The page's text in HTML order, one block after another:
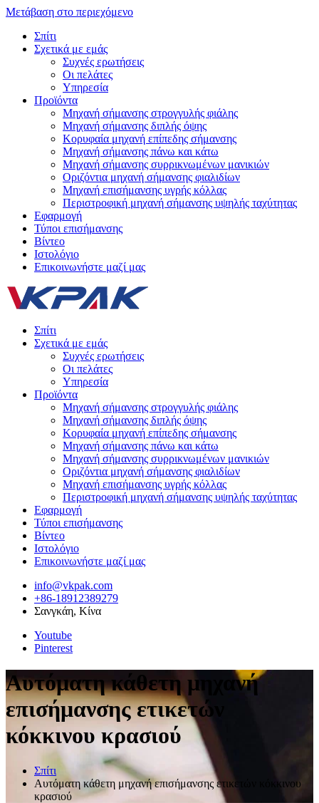
Μετάβαση στο περιεχόμενο
Σπίτι
Σχετικά με εμάς
Συχνές ερωτήσεις
Οι πελάτες
Υπηρεσία
Προϊόντα
Μηχανή σήμανσης στρογγυλής φιάλης
Μηχανή σήμανσης διπλής όψης
Κορυφαία μηχανή επίπεδης σήμανσης
Μηχανή σήμανσης πάνω και κάτω
Μηχανή σήμανσης συρρικνωμένων μανικιών
Οριζόντια μηχανή σήμανσης φιαλιδίων
Μηχανή επισήμανσης υγρής κόλλας
Περιστροφική μηχανή σήμανσης υψηλής ταχύτητας
Εφαρμογή
Τύποι επισήμανσης
Βίντεο
Ιστολόγιο
Επικοινωνήστε μαζί μας
Σπίτι
Σχετικά με εμάς
Συχνές ερωτήσεις
Οι πελάτες
Υπηρεσία
Προϊόντα
Μηχανή σήμανσης στρογγυλής φιάλης
Μηχανή σήμανσης διπλής όψης
Κορυφαία μηχανή επίπεδης σήμανσης
Μηχανή σήμανσης πάνω και κάτω
Μηχανή σήμανσης συρρικνωμένων μανικιών
Οριζόντια μηχανή σήμανσης φιαλιδίων
Μηχανή επισήμανσης υγρής κόλλας
Περιστροφική μηχανή σήμανσης υψηλής ταχύτητας
Εφαρμογή
Τύποι επισήμανσης
Βίντεο
Ιστολόγιο
Επικοινωνήστε μαζί μας
info@vkpak.com
+86-18912389279
Σανγκάη, Κίνα
Youtube
Pinterest
Αυτόματη κάθετη μηχανή
επισήμανσης ετικετών
κόκκινου κρασιού
Σπίτι
Αυτόματη κάθετη μηχανή επισήμανσης ετικετών κόκκινου
κρασιού